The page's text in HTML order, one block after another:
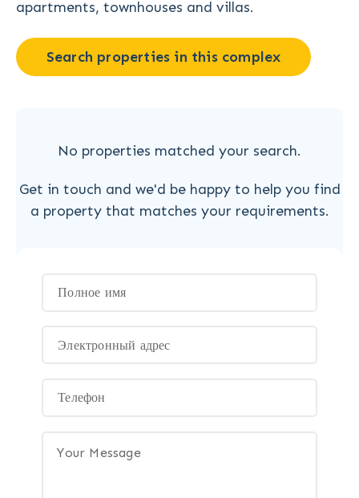
apartments, townhouses and villas.
Search properties in this complex
No properties matched your search.
Get in touch and we'd be happy to help you find
a property that matches your requirements.